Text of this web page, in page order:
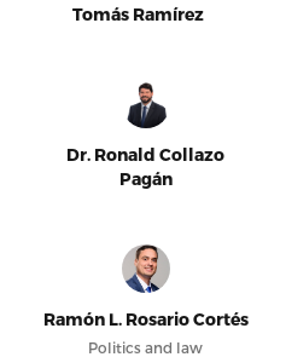
Tomás Ramírez
Dr. Ronald Collazo
Pagán
Ramón L. Rosario Cortés
Politics and law